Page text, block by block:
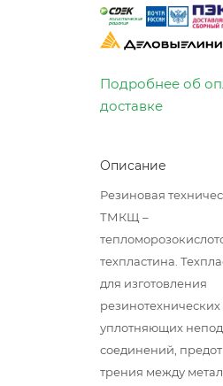
Подробнее об
доставке
Описание
Резиновая
ТМКЩ –
техпластина.
для изготовления
резинотехнических
уплотняющих
соединений,
трения между